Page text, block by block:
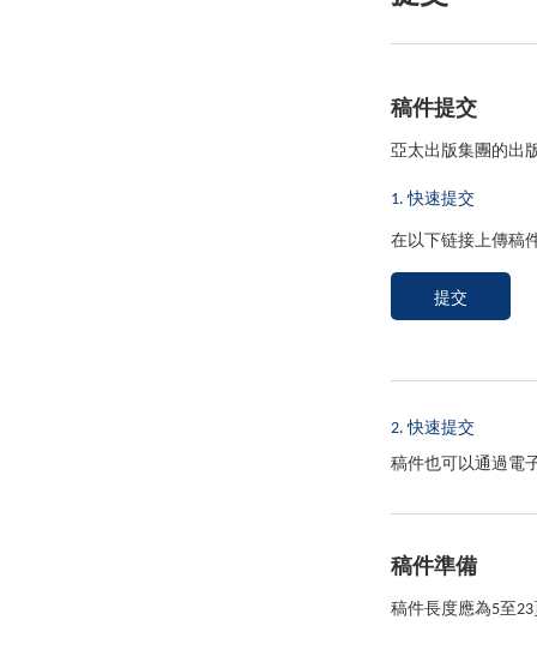
稿件提交
亞太出版集團的出
1. 快速提交
在以下链接上傳稿
2. 快速提交
稿件也可以通過電
稿件準備
稿件長度應為5至